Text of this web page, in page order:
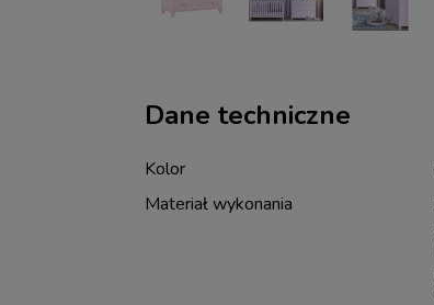
Dane techniczne
Kolor
Materiał wykonania